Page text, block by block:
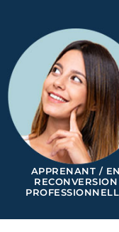
APPRENANT / EN
RECONVERSION